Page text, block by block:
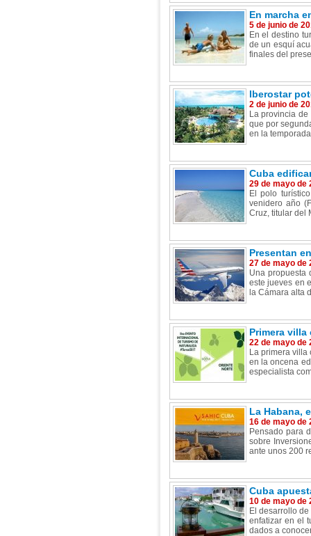
En marcha
5 de junio de
En el destino
de un esquí
finales del
Iberostar
2 de junio de
La provincia
que por
en la
Cuba
29 de mayo de
El polo
venidero año
Cruz, titular del
Presentan
27 de mayo de
Una propuesta
este jueves en
la Cámara alta
Primera villa
22 de mayo de
La primera villa
en la oncena
especialista
La Habana,
16 de mayo de
Pensado para
sobre
ante unos 200
Cuba
10 de mayo de
El desarrollo
enfatizar en el
dados a